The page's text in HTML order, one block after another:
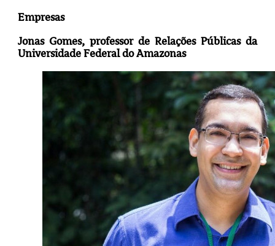
Empresas
Jonas Gomes, professor de Relações Públicas da
Universidade Federal do Amazonas